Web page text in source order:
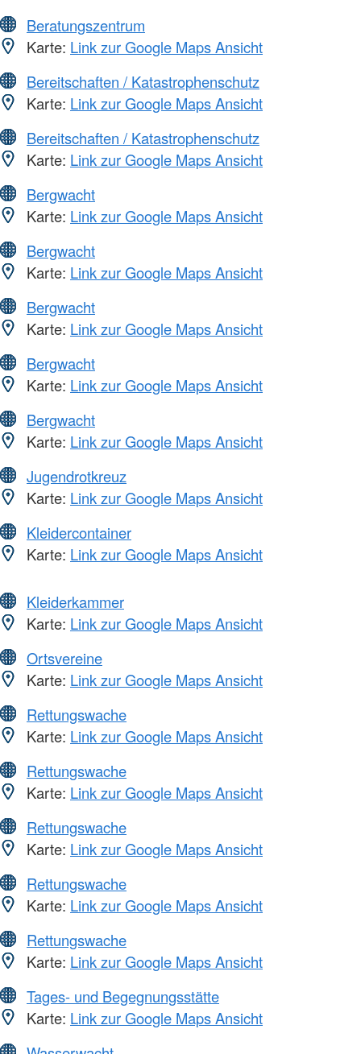
Beratungszentrum
Karte: Link zur Google Maps Ansicht
Bereitschaften / Katastrophenschutz
Karte: Link zur Google Maps Ansicht
Bereitschaften / Katastrophenschutz
Karte: Link zur Google Maps Ansicht
Bergwacht
Karte: Link zur Google Maps Ansicht
Bergwacht
Karte: Link zur Google Maps Ansicht
Bergwacht
Karte: Link zur Google Maps Ansicht
Bergwacht
Karte: Link zur Google Maps Ansicht
Bergwacht
Karte: Link zur Google Maps Ansicht
Jugendrotkreuz
Karte: Link zur Google Maps Ansicht
Kleidercontainer
Karte: Link zur Google Maps Ansicht
Kleiderkammer
Karte: Link zur Google Maps Ansicht
Ortsvereine
Karte: Link zur Google Maps Ansicht
Rettungswache
Karte: Link zur Google Maps Ansicht
Rettungswache
Karte: Link zur Google Maps Ansicht
Rettungswache
Karte: Link zur Google Maps Ansicht
Rettungswache
Karte: Link zur Google Maps Ansicht
Rettungswache
Karte: Link zur Google Maps Ansicht
Tages- und Begegnungsstätte
Karte: Link zur Google Maps Ansicht